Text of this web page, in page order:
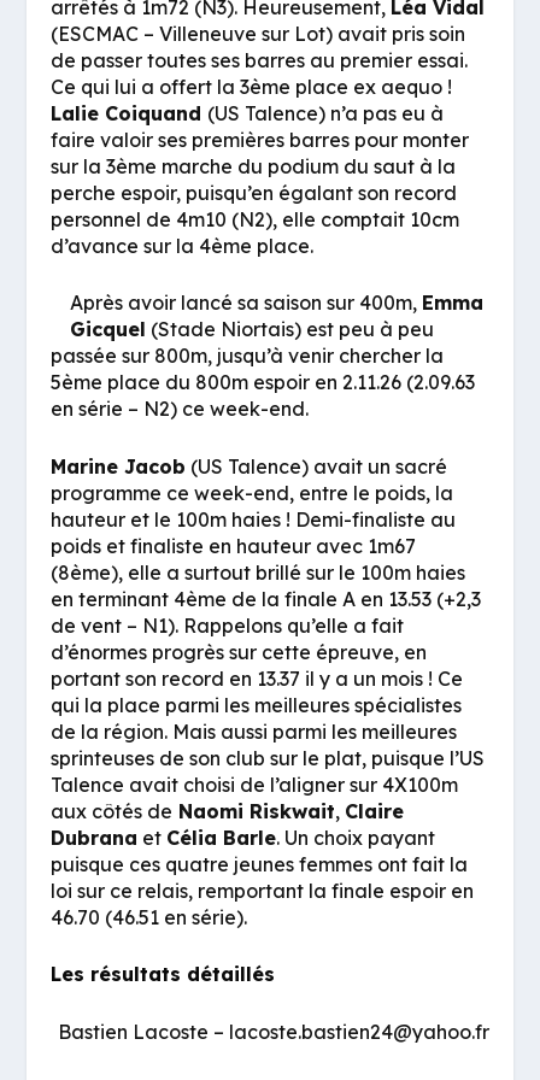
arrêtés à 1m72 (N3). Heureusement, Léa Vidal
(ESCMAC – Villeneuve sur Lot) avait pris soin
de passer toutes ses barres au premier essai.
Ce qui lui a offert la 3ème place ex aequo !
Lalie Coiquand (US Talence) n’a pas eu à
faire valoir ses premières barres pour monter
sur la 3ème marche du podium du saut à la
perche espoir, puisqu’en égalant son record
personnel de 4m10 (N2), elle comptait 10cm
d’avance sur la 4ème place.
Après avoir lancé sa saison sur 400m, Emma
Gicquel (Stade Niortais) est peu à peu
passée sur 800m, jusqu’à venir chercher la
5ème place du 800m espoir en 2.11.26 (2.09.63
en série – N2) ce week-end.
Marine Jacob (US Talence) avait un sacré
programme ce week-end, entre le poids, la
hauteur et le 100m haies ! Demi-finaliste au
poids et finaliste en hauteur avec 1m67
(8ème), elle a surtout brillé sur le 100m haies
en terminant 4ème de la finale A en 13.53 (+2,3
de vent – N1). Rappelons qu’elle a fait
d’énormes progrès sur cette épreuve, en
portant son record en 13.37 il y a un mois ! Ce
qui la place parmi les meilleures spécialistes
de la région. Mais aussi parmi les meilleures
sprinteuses de son club sur le plat, puisque l’US
Talence avait choisi de l’aligner sur 4X100m
aux côtés de Naomi Riskwait, Claire
Dubrana et Célia Barle. Un choix payant
puisque ces quatre jeunes femmes ont fait la
loi sur ce relais, remportant la finale espoir en
46.70 (46.51 en série).
Les résultats détaillés
Bastien Lacoste – lacoste.bastien24@yahoo.fr